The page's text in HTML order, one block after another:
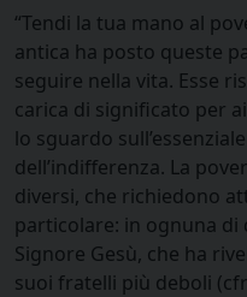
“Tendi la tua mano al
antica ha posto queste
seguire nella vita. Esse
carica di significato per
lo sguardo
dell’indifferenza. La
diversi, che richiedono
particolare: in ognuna
Signore Gesù, che ha
suoi fratelli più deboli (cfr